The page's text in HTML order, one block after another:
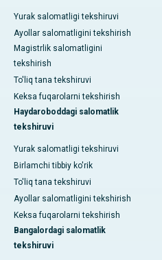
Yurak salomatligi tekshiruvi
Ayollar salomatligini tekshirish
Magistrlik salomatligini
tekshirish
To'liq tana tekshiruvi
Keksa fuqarolarni tekshirish
Haydaroboddagi salomatlik
tekshiruvi
Yurak salomatligi tekshiruvi
Birlamchi tibbiy ko'rik
To'liq tana tekshiruvi
Ayollar salomatligini tekshirish
Keksa fuqarolarni tekshirish
Bangalordagi salomatlik
tekshiruvi